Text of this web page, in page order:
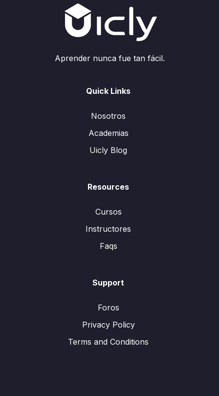
Aprender nunca fue tan fácil.
Quick Links
Nosotros
Academias
Uicly Blog
Resources
Cursos
Instructores
Faqs
Support
Foros
Privacy Policy
Terms and Conditions